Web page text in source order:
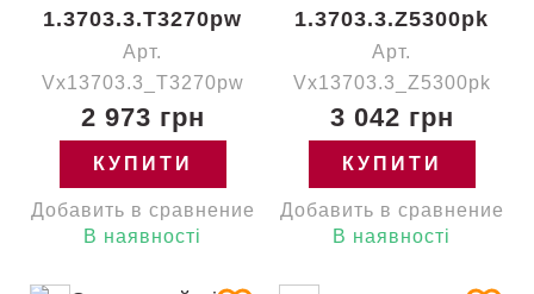
1.3703.3.T3270pw
Арт.
Vx13703.3_T3270pw
2 973 грн
КУПИТИ
Добавить в сравнение
В наявності
1.3703.3.Z5300pk
Арт.
Vx13703.3_Z5300pk
3 042 грн
КУПИТИ
Добавить в сравнение
В наявності